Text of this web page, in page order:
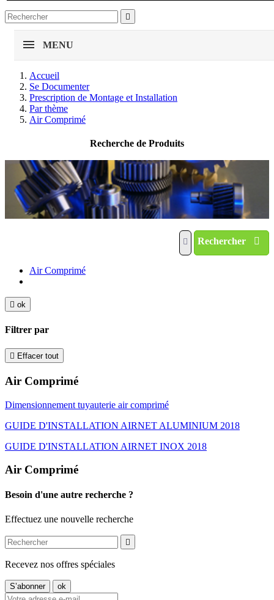

MENU
Accueil
Se Documenter
Prescription de Montage et Installation
Par thème
Air Comprimé
Recherche de Produits
Rechercher
Air Comprimé
 ok
Filtrer par
 Effacer tout
Air Comprimé
Dimensionnement tuyauterie air comprimé
GUIDE D'INSTALLATION AIRNET ALUMINIUM 2018
GUIDE D'INSTALLATION AIRNET INOX 2018
Air Comprimé
Besoin d'une autre recherche ?
Effectuez une nouvelle recherche

Recevez nos offres spéciales